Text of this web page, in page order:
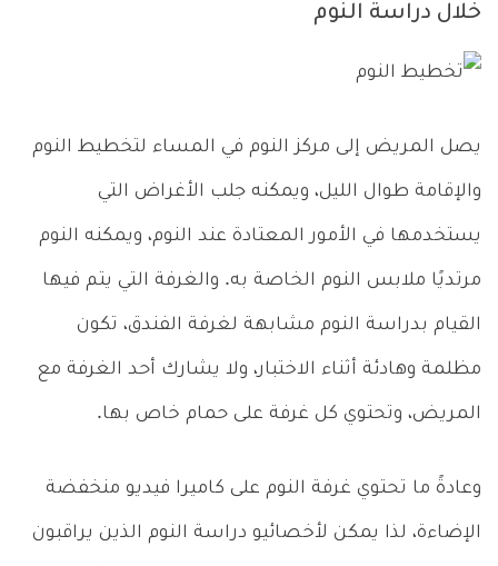
خلال دراسة النوم
يصل المريض إلى مركز النوم في المساء لتخطيط النوم
والإقامة طوال الليل، ويمكنه جلب الأغراض التي
يستخدمها في الأمور المعتادة عند النوم، ويمكنه النوم
مرتديًا ملابس النوم الخاصة به. والغرفة التي يتم فيها
القيام بدراسة النوم مشابهة لغرفة الفندق، تكون
مظلمة وهادئة أثناء الاختبار، ولا يشارك أحد الغرفة مع
المريض، وتحتوي كل غرفة على حمام خاص بها.
وعادةً ما تحتوي غرفة النوم على كاميرا فيديو منخفضة
الإضاءة، لذا يمكن لأخصائيو دراسة النوم الذين يراقبون